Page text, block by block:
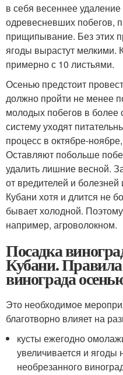
в себя весеннее
одревесневших побегов,
прищипывание. Без этих
ягоды вырастут мелкими.
примерно с 10 листьями.
Осенью предстоит
должно пройти не менее
молодых побегов в более
систему уходят
процесс в октябре-
Оставляют побольше
удалить лишние весной.
от вредителей и
Кубани хотя и длится не
бывает холодной.
например, агроволокном.
Посадка
Кубани.
винограда
Это необходимое
благотворно влияет на
кусты ежегодно
увеличивается и ягоды
необрезанного